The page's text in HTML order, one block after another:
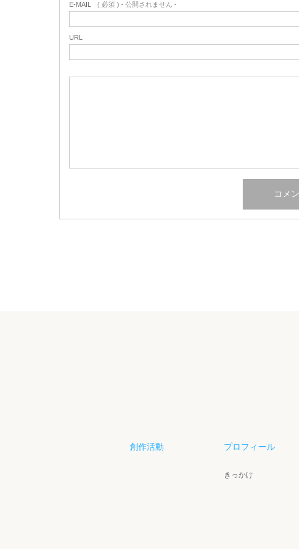
E-MAIL ( 必須 ) - 公開されません -
URL
創作活動 プロフィール
きっかけ